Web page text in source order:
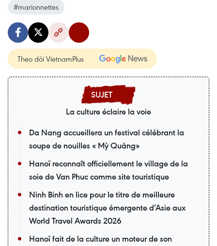
#marionnettes
Theo dõi VietnamPlus
La culture éclaire la voie
Da Nang accueillera un festival célébrant la
soupe de nouilles « Mỳ Quảng»
Hanoï reconnaît officiellement le village de la
soie de Van Phuc comme site touristique
Ninh Binh en lice pour le titre de meilleure
destination touristique émergente d’Asie aux
World Travel Awards 2026
Hanoï fait de la culture un moteur de son